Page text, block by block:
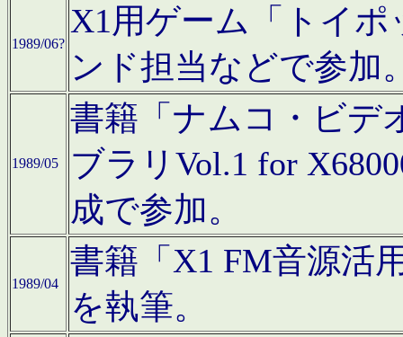
1989/06?
X1用ゲーム「トイ
ンド担当などで参加
1989/05
書籍「ナムコ・ビデ
ブラリVol.1 for
成で参加。
1989/04
書籍「X1 FM音源活
を執筆。